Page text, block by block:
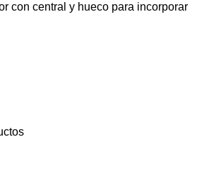
con central y hueco para incorporar